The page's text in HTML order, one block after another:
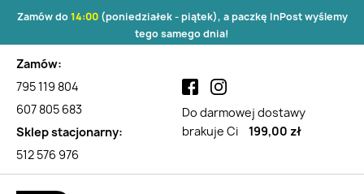
Zamów do14:00(poniedziałek - piątek), a paczkę InPost wyślemy
tego samego dnia!
Zamów:
795 119 804
607 805 683
Sklep stacjonarny:
512 576 976
Do darmowej dostawy
brakuje Ci
199,00 zł